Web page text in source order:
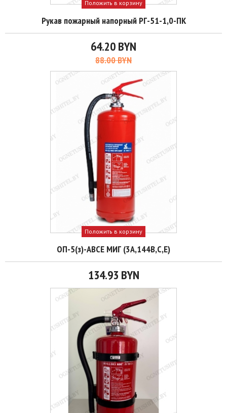
Положить в корзину
Рукав пожарный напорный РГ-51-1,0-ПК
64.20 BYN
88.00 BYN
Положить в корзину
ОП-5(з)-АВСЕ МИГ (3А,144В,С,Е)
134.93 BYN